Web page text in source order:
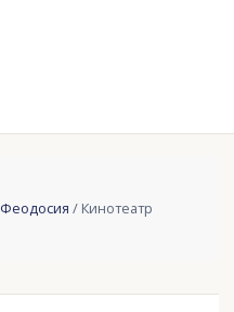
Феодосия / Кинотеатр